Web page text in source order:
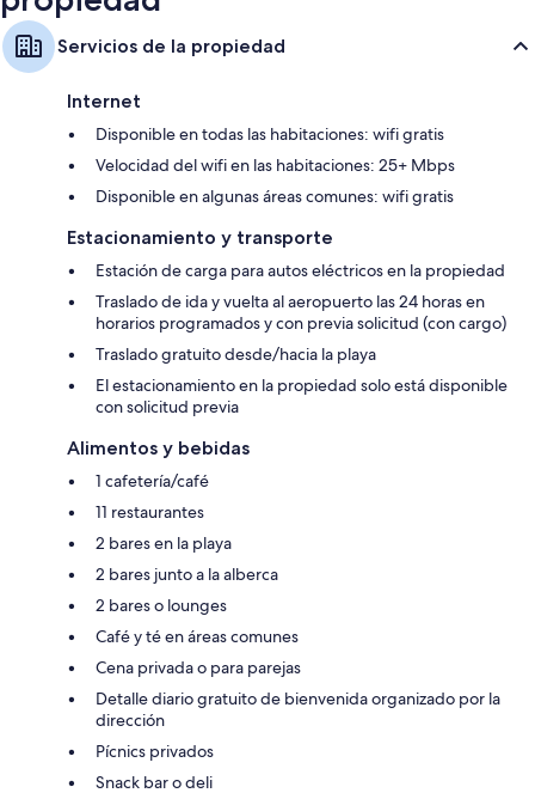
Servicios de la propiedad
Internet
Disponible en todas las habitaciones: wifi gratis
Velocidad del wifi en las habitaciones: 25+ Mbps
Disponible en algunas áreas comunes: wifi gratis
Estacionamiento y transporte
Estación de carga para autos eléctricos en la propiedad
Traslado de ida y vuelta al aeropuerto las 24 horas en
horarios programados y con previa solicitud (con cargo)
Traslado gratuito desde/hacia la playa
El estacionamiento en la propiedad solo está disponible
con solicitud previa
Alimentos y bebidas
1 cafetería/café
11 restaurantes
2 bares en la playa
2 bares junto a la alberca
2 bares o lounges
Café y té en áreas comunes
Cena privada o para parejas
Detalle diario gratuito de bienvenida organizado por la
dirección
Pícnics privados
Snack bar o deli